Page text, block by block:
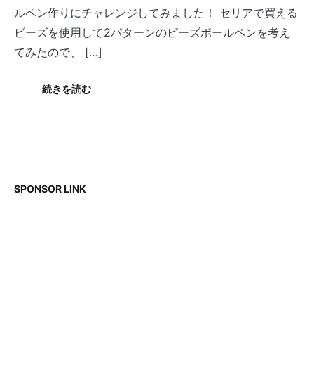
ルペン作りにチャレンジしてみました！ セリアで買える
ビーズを使用して2パターンのビーズボールペンを考え
てみたので、 […]
続きを読む
SPONSOR LINK